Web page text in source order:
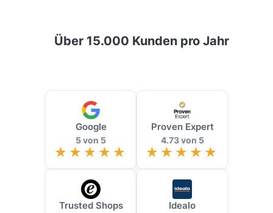
Über 15.000 Kunden pro Jahr
Google
5 von 5
Proven Expert
4.73 von 5
Trusted Shops Idealo